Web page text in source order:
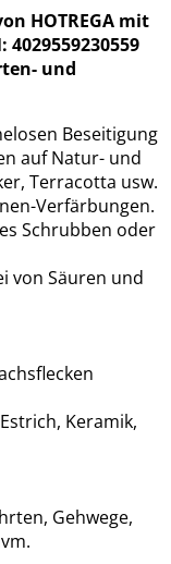
HOTREGA mit
und
Beseitigung
auf Natur- und
Terracotta usw.
Verfärbungen.
Schrubben oder
von Säuren und
Keramik,
Gehwege,